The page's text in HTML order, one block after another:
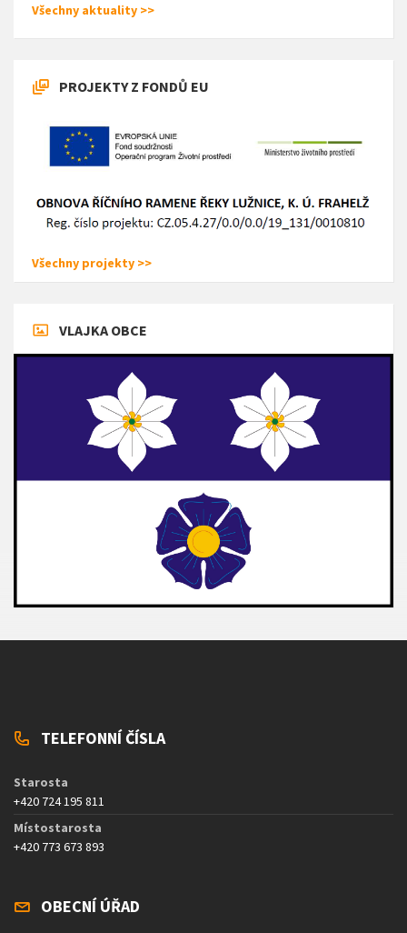
Všechny aktuality >>
PROJEKTY Z FONDŮ EU
Všechny projekty >>
VLAJKA OBCE
TELEFONNÍ ČÍSLA
Starosta
+420 724 195 811
Místostarosta
+420 773 673 893
OBECNÍ ÚŘAD